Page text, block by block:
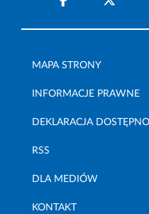
MAPA STRONY
INFORMACJE PRAWNE
DEKLARACJA
RSS
DLA MEDIÓW
KONTAKT